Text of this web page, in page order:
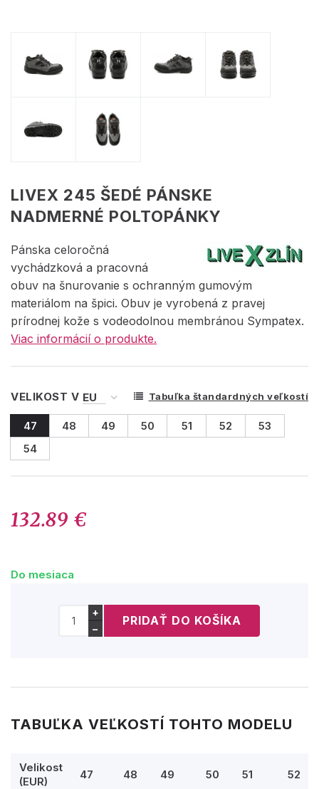
LIVEX 245 ŠEDÉ PÁNSKE
NADMERNÉ POLTOPÁNKY
Pánska celoročná
vychádzková a pracovná
obuv na šnurovanie s ochranným gumovým
materiálom na špici. Obuv je vyrobená z pravej
prírodnej kože s vodeodolnou membránou Sympatex.
Viac informácií o produkte.
VELIKOST V Tabuľka štandardných veľkostí
47 48 49 50 51 52
53
54
132.89 €
Do mesiaca
+
−
TABUĽKA VEĽKOSTÍ TOHTO MODELU
Velikost
(EUR)
47 48 49 50 51 52